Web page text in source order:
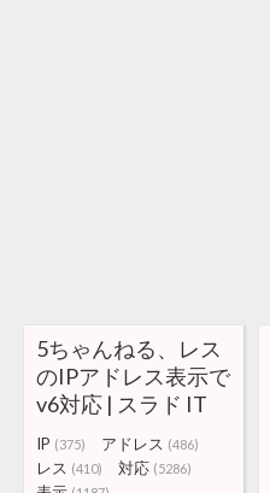
5ちゃんねる、レス
のIPアドレス表示で
v6対応 | スラド IT
IP (375) アドレス (486)
レス (410) 対応 (5286)